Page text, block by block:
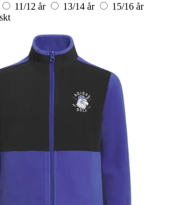
11/12 år 13/14 år
15/16 år